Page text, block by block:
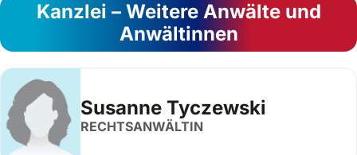
Kanzlei – Weitere Anwälte und
Anwältinnen
Susanne Tyczewski
RECHTSANWÄLTIN